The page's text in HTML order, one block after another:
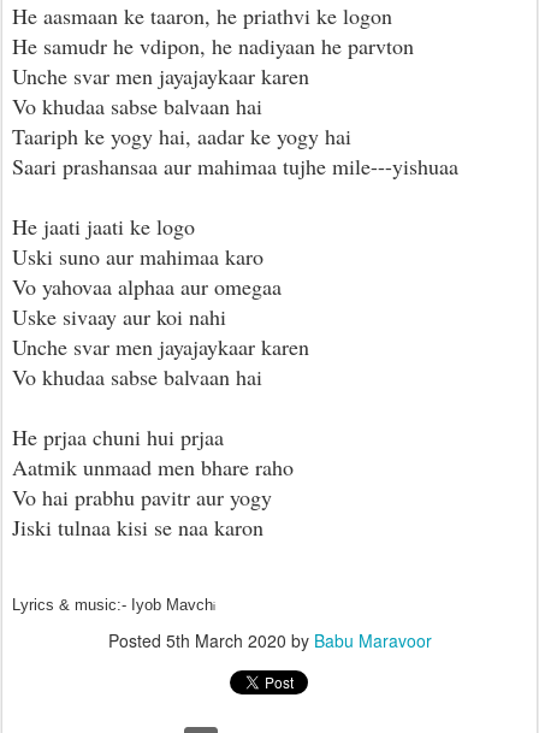
He aasmaan ke taaron, he priathvi ke logon
He samudr he vdipon, he nadiyaan he parvton
Unche svar men jayajaykaar karen
Vo khudaa sabse balvaan hai
Taariph ke yogy hai, aadar ke yogy hai
Saari prashansaa aur mahimaa tujhe mile---yishuaa
He jaati jaati ke logo
Uski suno aur mahimaa karo
Vo yahovaa alphaa aur omegaa
Uske sivaay aur koi nahi
Unche svar men jayajaykaar karen
Vo khudaa sabse balvaan hai
He prjaa chuni hui prjaa
Aatmik unmaad men bhare raho
Vo hai prabhu pavitr aur yogy
Jiski tulnaa kisi se naa karon
Lyrics & music:- Iyob Mavchi
Posted 5th March 2020 by Babu Maravoor